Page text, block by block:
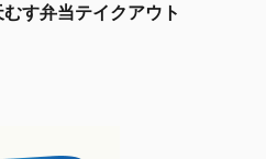
す弁当テイクアウト